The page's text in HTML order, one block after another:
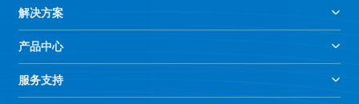
解决方案
产品中心
服务支持